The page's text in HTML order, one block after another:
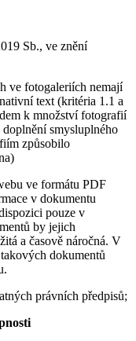
Sb., ve znění
ve fotogaleriích nemají
text (kritéria 1.1 a
k množství fotografií
smysluplného
způsobilo
ve formátu PDF
v dokumentu
pouze v
by jejich
a časově náročná. V
dokumentů
právních předpisů;